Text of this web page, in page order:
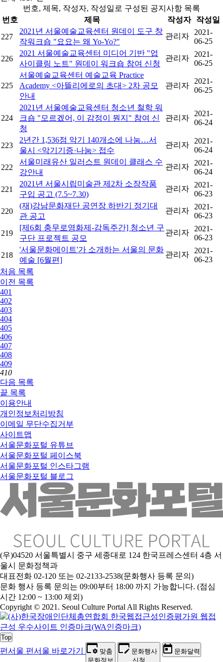
번호, 제목, 작성자, 작성일로 구성된 공지사항 목록
번호
제목 작성자
작성일
227
2021년 서울예술교육센터 원데이 도구 창
작워크숍 "요요는 왜 Yo-Yo?"
관리자
2021-
06-25
226
2021 서울예술교육센터 미디어 기반 "업
사이클링 노트" 원데이 워크숍 참여 신청
관리자
2021-
06-25
225
서울예술교육센터 예술교육 Practice
Academy <아뜰리에로의 초대> 2차 공모
안내
관리자
2021-
06-25
224
2021년 서울예술교육센터 청소년 철학 워
크숍 "모르겠어, 이 감정이 뭔지" 참여 신
청
관리자
2021-
06-24
223
2년간 1,536점 악기 140개소에 나눔…서
울시 <악기기증·나눔> 접수
관리자
2021-
06-24
222
서울미래유산 일러스트 원데이 클래스 수
강안내
관리자
2021-
06-24
221
2021년 서울시립미술관 제2차 소장작품
구입 공고 (7.5~7.30)
관리자
2021-
06-23
220
(재)강남문화재단 공연장 하반기 정기대
관 공고
관리자
2021-
06-23
219
[제6회 충무로영화제-감독주간] 청소년 구
구단 프로젝트 공모
관리자
2021-
06-23
218
'서울문화메이트'가 소개하는 서울의 문화
예술 [6월편]
관리자
2021-
06-23
처음 목록
이전 목록
401
402
403
404
405
406
407
408
409
410
다음 목록
끝 목록
이용안내
개인정보처리방침
이메일 무단수집거부
사이트맵
서울문화포털 유튜브
서울문화포털 페이스북
서울문화포털 인스타그램
서울문화포털 블로그
(우)04520 서울특별시 중구 세종대로 124 한국프레스센터 4층 서
울시 문화정책과
대표전화 02-120 또는 02-2133-2538(문화행사 등록 문의)
문화 행사 등록 문의는 09:00부터 18:00 까지 가능합니다. (점심
시간 12:00 ~ 13:00 제외)
Copyright © 2021. Seoul Culture Portal All Rights Reserved.
Top
펀서울 펀서울 바로가기
맞춤
문화정보
문화행사
신청
문화달력